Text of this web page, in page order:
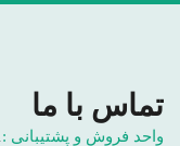
تماس با ما
واحد فروش و پشتیبانی :